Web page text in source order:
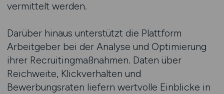
vermittelt werden.
Darüber hinaus unterstützt die Plattform
Arbeitgeber bei der Analyse und Optimierung
ihrer Recruitingmaßnahmen. Daten über
Reichweite, Klickverhalten und
Bewerbungsraten liefern wertvolle Einblicke in